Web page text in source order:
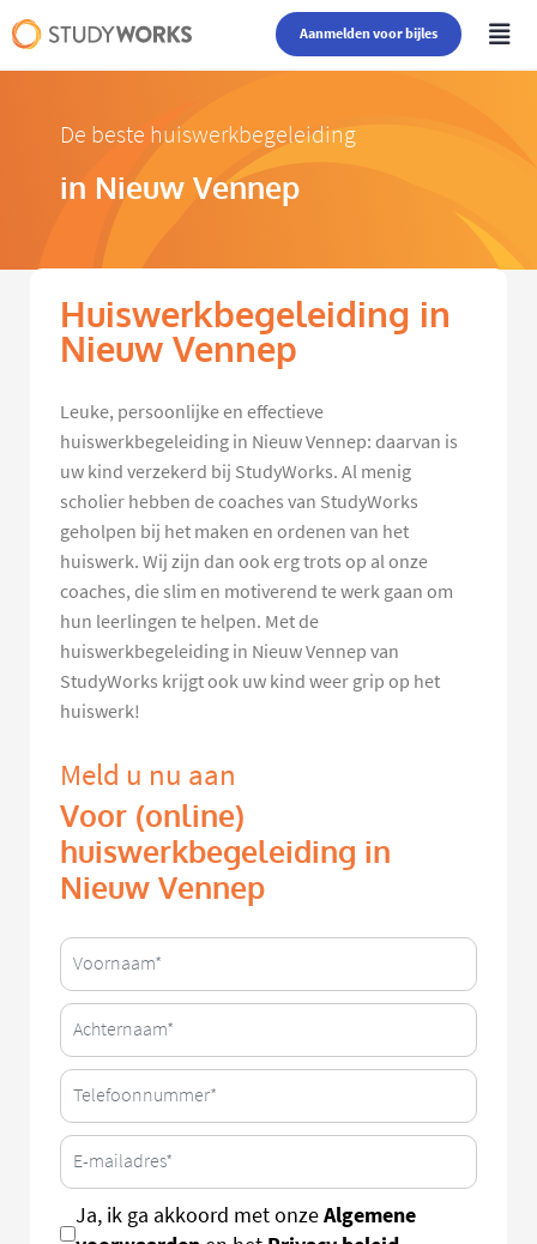
Aanmelden voor bijles
De beste huiswerkbegeleiding
in Nieuw Vennep
Huiswerkbegeleiding in
Nieuw Vennep
Leuke, persoonlijke en effectieve
huiswerkbegeleiding in Nieuw Vennep: daarvan is
uw kind verzekerd bij StudyWorks. Al menig
scholier hebben de coaches van StudyWorks
geholpen bij het maken en ordenen van het
huiswerk. Wij zijn dan ook erg trots op al onze
coaches, die slim en motiverend te werk gaan om
hun leerlingen te helpen. Met de
huiswerkbegeleiding in Nieuw Vennep van
StudyWorks krijgt ook uw kind weer grip op het
huiswerk!
Meld u nu aan
Voor (online)
huiswerkbegeleiding in
Nieuw Vennep
Ja, ik ga akkoord met onzeAlgemene